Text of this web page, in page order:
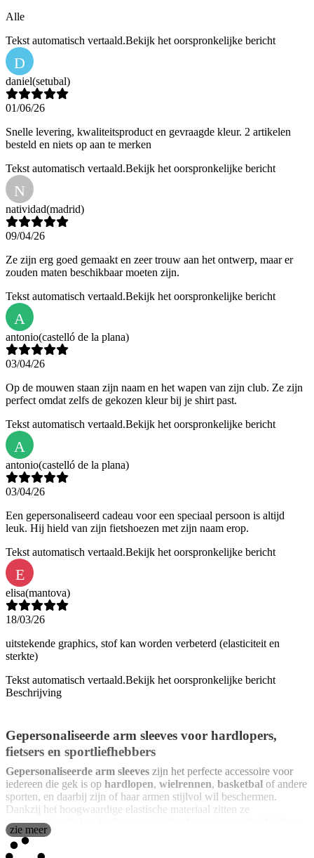
Alle
Tekst automatisch vertaald.Bekijk het oorspronkelijke bericht
D
daniel(setubal)
01/06/26
Snelle levering, kwaliteitsproduct en gevraagde kleur. 2 artikelen
besteld en niets op aan te merken
Tekst automatisch vertaald.Bekijk het oorspronkelijke bericht
N
natividad(madrid)
09/04/26
Ze zijn erg goed gemaakt en zeer trouw aan het ontwerp, maar er
zouden maten beschikbaar moeten zijn.
Tekst automatisch vertaald.Bekijk het oorspronkelijke bericht
A
antonio(castelló de la plana)
03/04/26
Op de mouwen staan zijn naam en het wapen van zijn club. Ze zijn
perfect omdat zelfs de gekozen kleur bij je shirt past.
Tekst automatisch vertaald.Bekijk het oorspronkelijke bericht
A
antonio(castelló de la plana)
03/04/26
Een gepersonaliseerd cadeau voor een speciaal persoon is altijd
leuk. Hij hield van zijn fietshoezen met zijn naam erop.
Tekst automatisch vertaald.Bekijk het oorspronkelijke bericht
E
elisa(mantova)
18/03/26
uitstekende graphics, stof kan worden verbeterd (elasticiteit en
sterkte)
Tekst automatisch vertaald.Bekijk het oorspronkelijke bericht
Beschrijving
Gepersonaliseerde arm sleeves voor hardlopers,
fietsers en sportliefhebbers
Gepersonaliseerde arm sleeves zijn het perfecte accessoire voor
iedereen die gek is op hardlopen, wielrennen, basketbal of andere
sporten, en daarbij zijn of haar armen stijlvol wil beschermen.
Dankzij het hoogwaardige elastische materiaal zitten ze
supercomfortabel en bieden ze volledige bewegingsvrijheid tijdens
elke training of wedstrijd. En het leukste? Onze
bedrukken
zie meer